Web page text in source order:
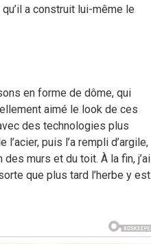
a construit lui-même le
en forme de dôme, qui
aimé le look de ces
des technologies plus
puis l’a rempli d’argile,
murs et du toit. À la fin, j’ai
que plus tard l’herbe y est